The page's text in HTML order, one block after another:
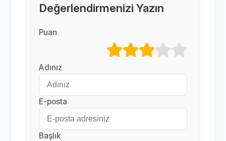
Değerlendirmenizi Yazın
Puan
Adınız
E-posta
Başlık